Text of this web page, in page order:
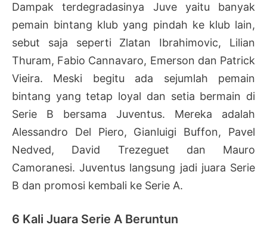
Dampak terdegradasinya Juve yaitu banyak
pemain bintang klub yang pindah ke klub lain,
sebut saja seperti Zlatan Ibrahimovic, Lilian
Thuram, Fabio Cannavaro, Emerson dan Patrick
Vieira. Meski begitu ada sejumlah pemain
bintang yang tetap loyal dan setia bermain di
Serie B bersama Juventus. Mereka adalah
Alessandro Del Piero, Gianluigi Buffon, Pavel
Nedved, David Trezeguet dan Mauro
Camoranesi. Juventus langsung jadi juara Serie
B dan promosi kembali ke Serie A.
6 Kali Juara Serie A Beruntun